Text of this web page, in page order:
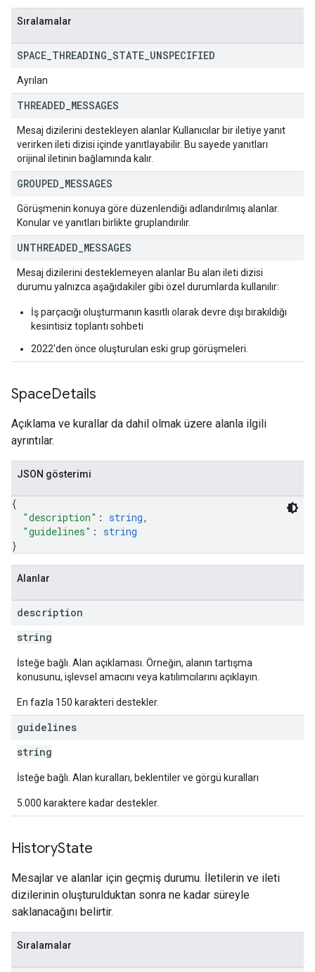
Sıralamalar
SPACE THREADING STATE UNSPECIFIED
Ayrılan
THREADED MESSAGES
Mesaj dizilerini destekleyen alanlar Kullanıcılar bir iletiye yanıt
verirken ileti dizisi içinde yanıtlayabilir. Bu sayede yanıtları
orijinal iletinin bağlamında kalır.
GROUPED MESSAGES
Görüşmenin konuya göre düzenlendiği adlandırılmış alanlar.
Konular ve yanıtları birlikte gruplandırılır.
UNTHREADED MESSAGES
Mesaj dizilerini desteklemeyen alanlar Bu alan ileti dizisi
durumu yalnızca aşağıdakiler gibi özel durumlarda kullanılır:
İş parçacığı oluşturmanın kasıtlı olarak devre dışı bırakıldığı
kesintisiz toplantı sohbeti
2022'den önce oluşturulan eski grup görüşmeleri.
SpaceDetails
Açıklama ve kurallar da dahil olmak üzere alanla ilgili
ayrıntılar.
JSON gösterimi
{
"description" : string,
"guidelines" : string
}
Alanlar
description
string
İsteğe bağlı. Alan açıklaması. Örneğin, alanın tartışma
konusunu, işlevsel amacını veya katılımcılarını açıklayın.
En fazla 150 karakteri destekler.
guidelines
string
İsteğe bağlı. Alan kuralları, beklentiler ve görgü kuralları
5.000 karaktere kadar destekler.
HistoryState
Mesajlar ve alanlar için geçmiş durumu. İletilerin ve ileti
dizilerinin oluşturulduktan sonra ne kadar süreyle
saklanacağını belirtir.
Sıralamalar